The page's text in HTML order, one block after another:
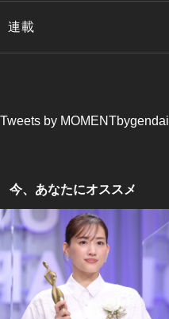
連載
Tweets by MOMENTbygendai
今、あなたにオススメ